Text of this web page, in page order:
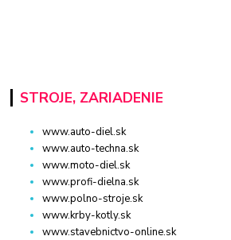
STROJE, ZARIADENIE
www.auto-diel.sk
www.auto-techna.sk
www.moto-diel.sk
www.profi-dielna.sk
www.polno-stroje.sk
www.krby-kotly.sk
www.stavebnictvo-online.sk